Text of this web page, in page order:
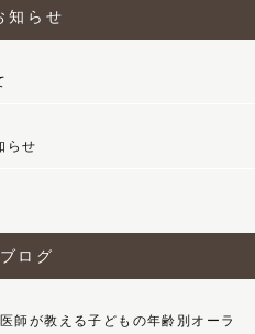
知らせ
らせ
ログ
師が教える子どもの年齢別オーラ